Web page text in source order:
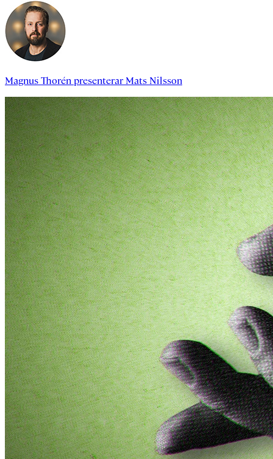
Magnus Thorénpresenterar Mats Nilsson